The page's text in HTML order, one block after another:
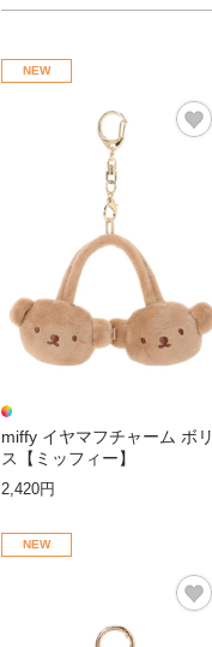
NEW
miffy イヤマフチャーム ボリ
ス【ミッフィー】
2,420円
NEW